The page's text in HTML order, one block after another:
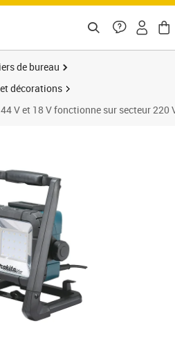
de bureau
décorations
V et 18 V fonctionne sur secteur 220